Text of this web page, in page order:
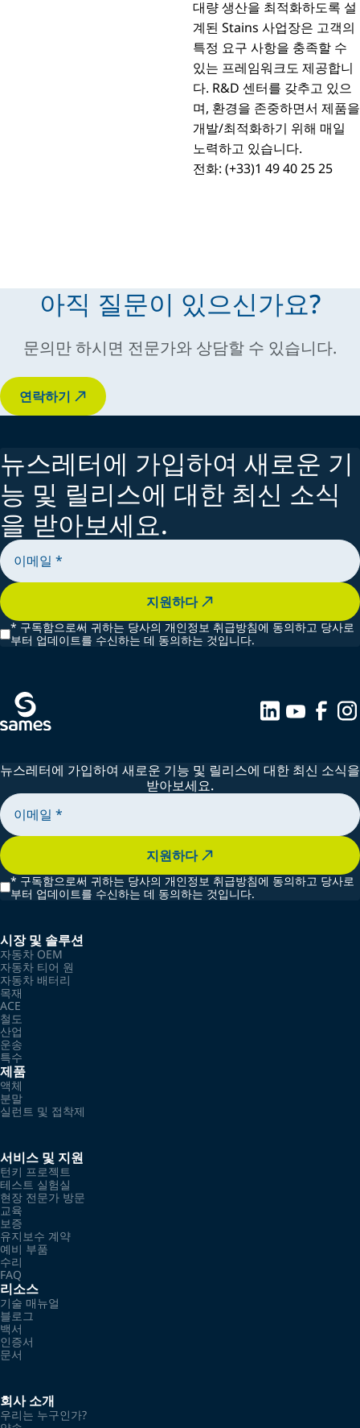
대량 생산을 최적화하도록 설
계된 Stains 사업장은 고객의
특정 요구 사항을 충족할 수
있는 프레임워크도 제공합니
다. R&D 센터를 갖추고 있으
며, 환경을 존중하면서 제품을
개발/최적화하기 위해 매일
노력하고 있습니다.
전화: (+33)1 49 40 25 25
아직 질문이 있으신가요?
문의만 하시면 전문가와 상담할 수 있습니다.
연락하기
뉴스레터에 가입하여 새로운 기
능 및 릴리스에 대한 최신 소식
을 받아보세요.
지원하다
* 구독함으로써 귀하는 당사의 개인정보 취급방침에 동의하고 당사로
부터 업데이트를 수신하는 데 동의하는 것입니다.
뉴스레터에 가입하여 새로운 기능 및 릴리스에 대한 최신 소식을
받아보세요.
지원하다
* 구독함으로써 귀하는 당사의 개인정보 취급방침에 동의하고 당사로
부터 업데이트를 수신하는 데 동의하는 것입니다.
시장 및 솔루션
자동차 OEM
자동차 티어 원
자동차 배터리
목재
ACE
철도
산업
운송
특수
제품
액체
분말
실런트 및 접착제
서비스 및 지원
턴키 프로젝트
테스트 실험실
현장 전문가 방문
교육
보증
유지보수 계약
예비 부품
수리
FAQ
리소스
기술 매뉴얼
블로그
백서
인증서
문서
회사 소개
우리는 누구인가?